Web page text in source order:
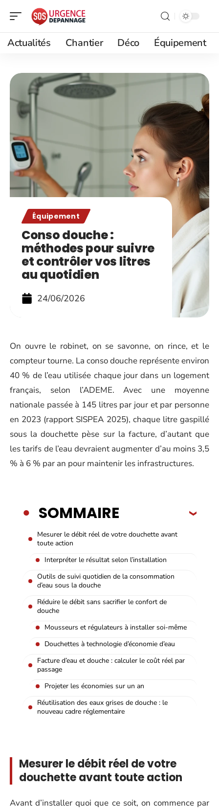
Actualités Chantier Déco Équipement
Équipement
Conso douche :
méthodes pour suivre
et contrôler vos litres
au quotidien
24/06/2026
On ouvre le robinet, on se savonne, on rince, et le
compteur tourne. La conso douche représente environ
40 % de l’eau utilisée chaque jour dans un logement
français, selon l’ADEME. Avec une moyenne
nationale passée à 145 litres par jour et par personne
en 2023 (rapport SISPEA 2025), chaque litre gaspillé
sous la douchette pèse sur la facture, d’autant que
les tarifs de l’eau devraient augmenter d’au moins 3,5
% à 6 % par an pour maintenir les infrastructures.
SOMMAIRE
Mesurer le débit réel de votre douchette avant
toute action
Interpréter le résultat selon l’installation
Outils de suivi quotidien de la consommation
d’eau sous la douche
Réduire le débit sans sacrifier le confort de
douche
Mousseurs et régulateurs à installer soi-même
Douchettes à technologie d’économie d’eau
Facture d’eau et douche : calculer le coût réel par
passage
Projeter les économies sur un an
Réutilisation des eaux grises de douche : le
nouveau cadre réglementaire
Mesurer le débit réel de votre
douchette avant toute action
Avant d’installer quoi que ce soit, on commence par